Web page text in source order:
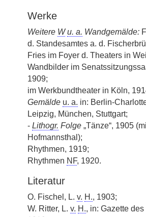
Werke
Weitere W u. a. Wandgemälde:
d. Standesamtes a. d.
Fries im Foyer d. Theaters in
Wandbilder im
1909;
im Werkbundtheater in Köln,
Gemälde u. a. in: Berlin-
Leipzig, München, Stuttgart;
- Lithogr. Folge „Tänze“, 1905
Hofmannsthal);
Rhythmen, 1919;
Rhythmen NF, 1920.
Literatur
O. Fischel, L. v. H., 1903;
W. Ritter, L. v. H., in: Gazette